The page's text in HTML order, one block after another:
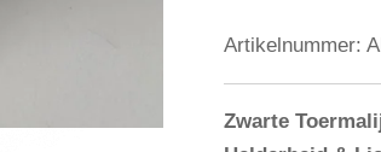
Artikelnummer:
Zwarte